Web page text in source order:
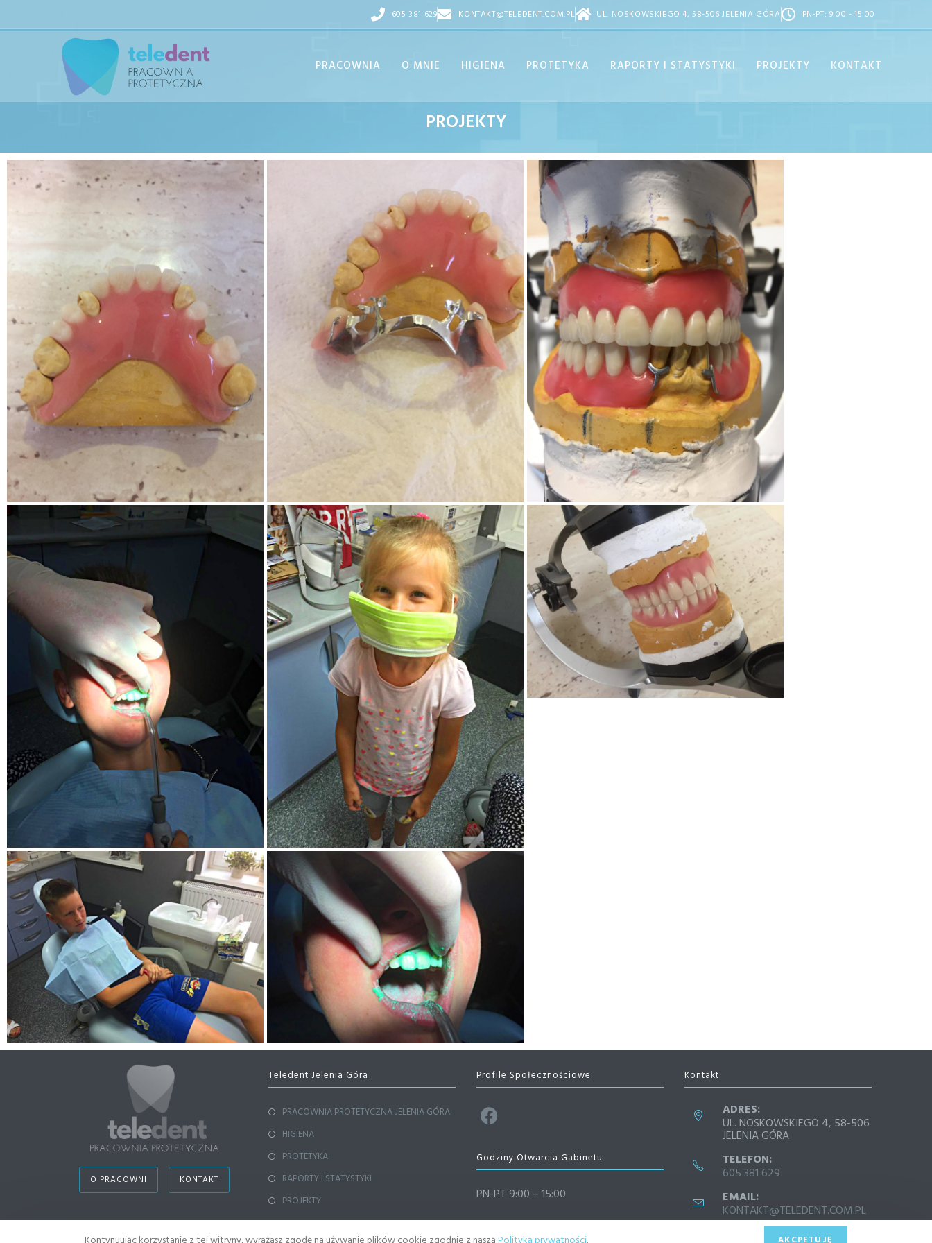
605 381 629 KONTAKT@TELEDENT.COM.PL UL. NOSKOWSKIEGO 4, 58-506 JELENIA GÓRA PN-PT: 9:00 - 15:00
PRACOWNIA O MNIE HIGIENA PROTETYKA RAPORTY I STATYSTYKI PROJEKTY KONTAKT
PROJEKTY
O PRACOWNI KONTAKT
Teledent Jelenia Góra
PRACOWNIA PROTETYCZNA JELENIA GÓRA
HIGIENA
PROTETYKA
RAPORTY I STATYSTYKI
PROJEKTY
Profile Społecznościowe
Godziny Otwarcia Gabinetu
PN-PT 9:00 – 15:00
Kontakt
ADRES:
UL. NOSKOWSKIEGO 4, 58-506
JELENIA GÓRA
TELEFON:
605 381 629
EMAIL:
KONTAKT@TELEDENT.COM.PL
PRACOWNIA PROTETYCZNA PROTETYKA PROJEKTY
© COPYRIGHT - TELEDENT.COM.PL |POLITYKA PRYWATNOŚCI| OCHRONA DANYCH
Kontynuując korzystanie z tej witryny, wyrażasz zgodę na używanie plików cookie zgodnie z naszą Polityką prywatności. AKCPETUJĘ